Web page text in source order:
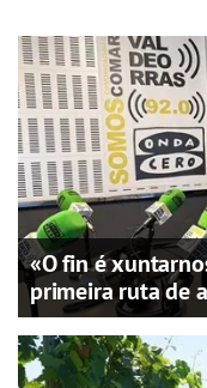
«O fin é
primeira ruta de